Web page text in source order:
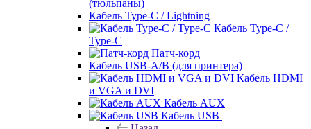
(тюльпаны)
Кабель Type-C / Lightning
Кабель Type-C /
Type-C
Патч-корд
Кабель USB-A/B (для принтера)
Кабель HDMI
и VGA и DVI
Кабель AUX
Кабель USB